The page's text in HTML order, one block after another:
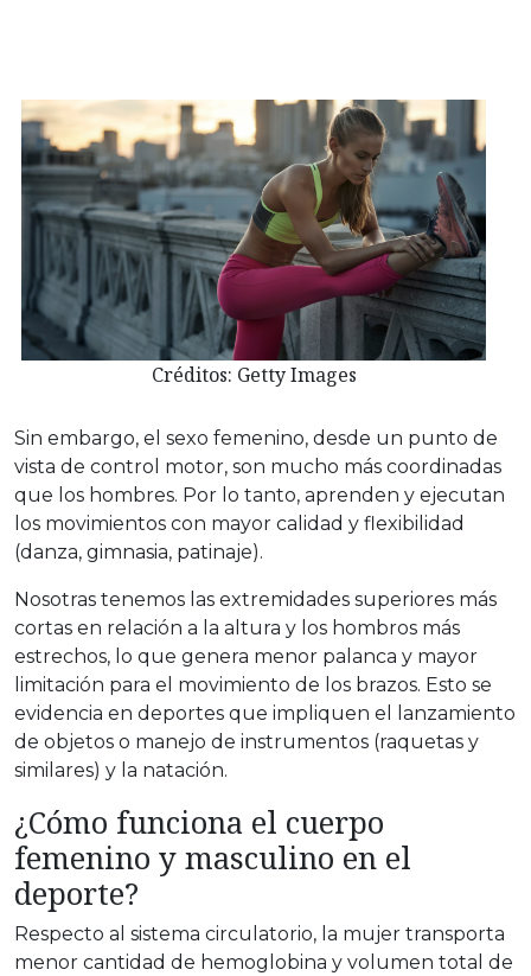
Créditos: Getty Images
Sin embargo, el sexo femenino, desde un punto de
vista de control motor, son mucho más coordinadas
que los hombres. Por lo tanto, aprenden y ejecutan
los movimientos con mayor calidad y flexibilidad
(danza, gimnasia, patinaje).
Nosotras tenemos las extremidades superiores más
cortas en relación a la altura y los hombros más
estrechos, lo que genera menor palanca y mayor
limitación para el movimiento de los brazos. Esto se
evidencia en deportes que impliquen el lanzamiento
de objetos o manejo de instrumentos (raquetas y
similares) y la natación.
¿Cómo funciona el cuerpo
femenino y masculino en el
deporte?
Respecto al sistema circulatorio, la mujer transporta
menor cantidad de hemoglobina y volumen total de